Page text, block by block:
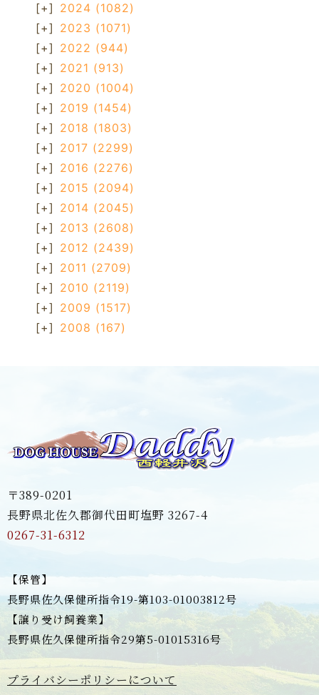
[+] 2024 (1082)
[+] 2023 (1071)
[+] 2022 (944)
[+] 2021 (913)
[+] 2020 (1004)
[+] 2019 (1454)
[+] 2018 (1803)
[+] 2017 (2299)
[+] 2016 (2276)
[+] 2015 (2094)
[+] 2014 (2045)
[+] 2013 (2608)
[+] 2012 (2439)
[+] 2011 (2709)
[+] 2010 (2119)
[+] 2009 (1517)
[+] 2008 (167)
〒389-0201
長野県北佐久郡御代田町塩野 3267-4
0267-31-6312
【保管】
長野県佐久保健所指令19-第103-01003812号
【譲り受け飼養業】
長野県佐久保健所指令29第5-01015316号
プライバシーポリシーについて